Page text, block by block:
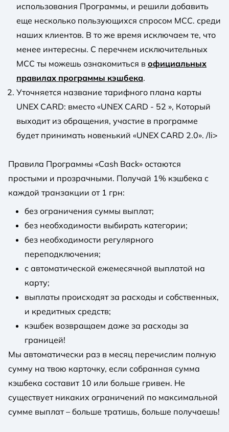
использования Программы, и решили добавить
еще несколько пользующихся спросом МСС. среди
наших клиентов. В то же время исключаем те, что
менее интересны. С перечнем исключительных
MCC ты можешь ознакомиться в официальных
правилах программы кэшбека.
Уточняется название тарифного плана карты
UNEX CARD: вместо «UNEX CARD - 52 », Который
выходит из обращения, участие в программе
будет принимать новенький «UNEX CARD 2.0». /li>
Правила Программы «Cash Back» остаются
простыми и прозрачными. Получай 1% кэшбека с
каждой транзакции от 1 грн:
без ограничения суммы выплат;
без необходимости выбирать категории;
без необходимости регулярного
переподключения;
с автоматической ежемесячной выплатой на
карту;
выплаты происходят за расходы и собственных,
и кредитных средств;
кэшбек возвращаем даже за расходы за
границей!
Мы автоматически раз в месяц перечислим полную
сумму на твою карточку, если собранная сумма
кэшбека составит 10 или больше гривен. Не
существует никаких ограничений по максимальной
сумме выплат – больше тратишь, больше получаешь!